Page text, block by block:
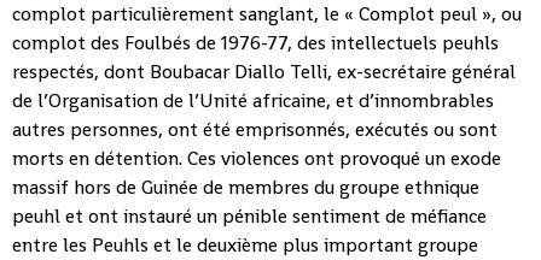
complot particulièrement sanglant, le « Complot peul », ou
complot des Foulbés de 1976-77, des intellectuels peuhls
respectés, dont Boubacar Diallo Telli, ex-secrétaire général
de l’Organisation de l’Unité africaine, et d’innombrables
autres personnes, ont été emprisonnés, exécutés ou sont
morts en détention. Ces violences ont provoqué un exode
massif hors de Guinée de membres du groupe ethnique
peuhl et ont instauré un pénible sentiment de méfiance
entre les Peuhls et le deuxième plus important groupe